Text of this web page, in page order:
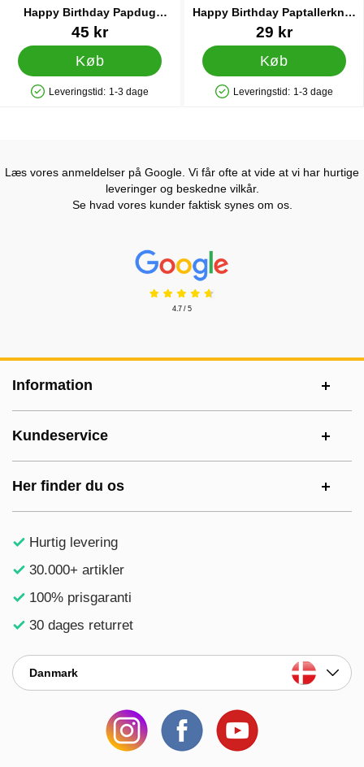
Happy Birthday Papdug
Stjerner
Varenr 3624045 kr
Køb
Produkttilgængelighed: På lager
Leveringstid: 1-3 dage
Happy Birthday Paptallerkner
Stjerner
Varenr 3623829 kr
Køb
Produkttilgængelighed: På lager
Leveringstid: 1-3 dage
Læs vores anmeldelser på Google. Vi får ofte at vide at vi har hurtige
leveringer og beskedne vilkår.
Se hvad vores kunder faktisk synes om os.
Prisjakt Anmeldelser: 4.7 Stjerne
4.7 / 5
Information
Kundeservice
Her finder du os
Hurtig levering
30.000+ artikler
100% prisgaranti
30 dages returret
Danmark